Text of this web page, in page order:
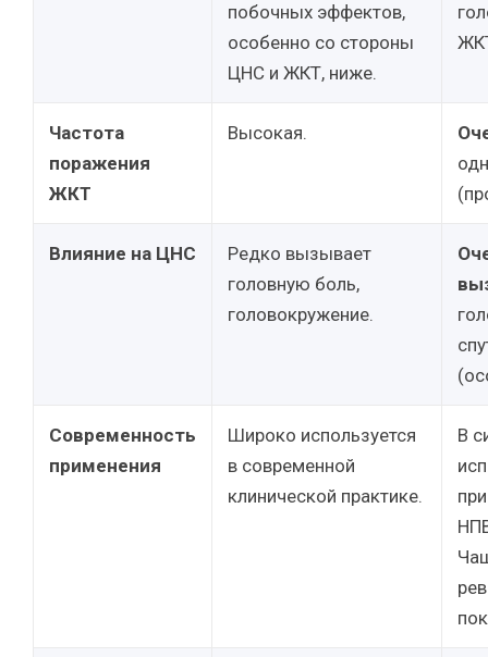
побочных эффектов,
особенно со стороны
ЦНС и ЖКТ, ниже.
Частота
поражения
ЖКТ
Высокая.
Влияние на ЦНС
Редко вызывает
головную боль,
головокружение.
Современность
применения
Широко используется
в современной
клинической практике.
В